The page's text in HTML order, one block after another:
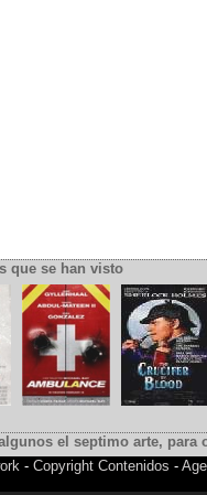
que se han visto
el septimo arte,
- Copyright Contenidos -